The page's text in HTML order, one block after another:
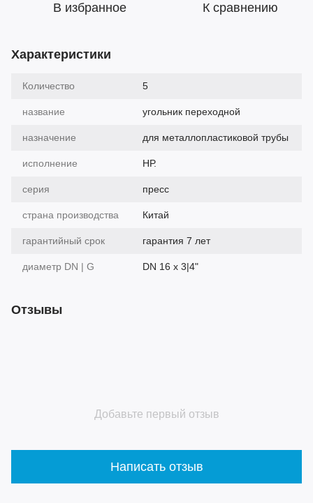
В избранное К сравнению
Характеристики
Количество 5
название угольник переходной
назначение для металлопластиковой трубы
исполнение НР.
серия пресс
страна производства Китай
гарантийный срок гарантия 7 лет
диаметр DN | G DN 16 х 3|4"
Отзывы
Добавьте первый отзыв
Написать отзыв